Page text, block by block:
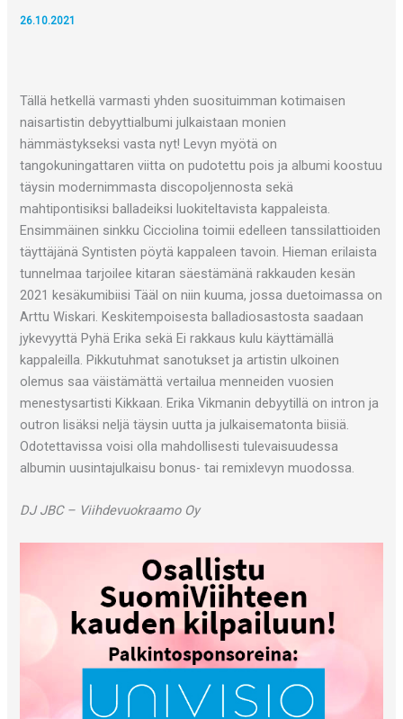
26.10.2021
Tällä hetkellä varmasti yhden suosituimman kotimaisen
naisartistin debyyttialbumi julkaistaan monien
hämmästykseksi vasta nyt! Levyn myötä on
tangokuningattaren viitta on pudotettu pois ja albumi koostuu
täysin modernimmasta discopoljennosta sekä
mahtipontisiksi balladeiksi luokiteltavista kappaleista.
Ensimmäinen sinkku Cicciolina toimii edelleen tanssilattioiden
täyttäjänä Syntisten pöytä kappaleen tavoin. Hieman erilaista
tunnelmaa tarjoilee kitaran säestämänä rakkauden kesän
2021 kesäkumibiisi Tääl on niin kuuma, jossa duetoimassa on
Arttu Wiskari. Keskitempoisesta balladiosastosta saadaan
jykevyyttä Pyhä Erika sekä Ei rakkaus kulu käyttämällä
kappaleilla. Pikkutuhmat sanotukset ja artistin ulkoinen
olemus saa väistämättä vertailua menneiden vuosien
menestysartisti Kikkaan. Erika Vikmanin debyytillä on intron ja
outron lisäksi neljä täysin uutta ja julkaisematonta biisiä.
Odotettavissa voisi olla mahdollisesti tulevaisuudessa
albumin uusintajulkaisu bonus- tai remixlevyn muodossa.
DJ JBC – Viihdevuokraamo Oy